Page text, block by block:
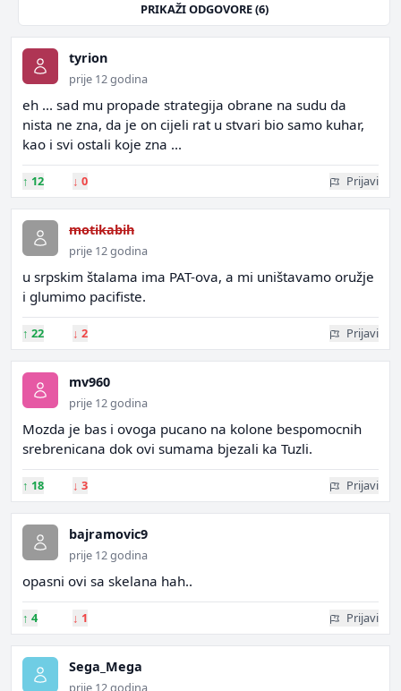
PRIKAŽI ODGOVORE (6)
tyrion
prije 12 godina
eh ... sad mu propade strategija obrane na sudu da
nista ne zna, da je on cijeli rat u stvari bio samo kuhar,
kao i svi ostali koje zna ...
↑ 12 ↓ 0 Prijavi
motikabih
prije 12 godina
u srpskim štalama ima PAT-ova, a mi uništavamo oružje
i glumimo pacifiste.
↑ 22 ↓ 2 Prijavi
mv960
prije 12 godina
Mozda je bas i ovoga pucano na kolone bespomocnih
srebrenicana dok ovi sumama bjezali ka Tuzli.
↑ 18 ↓ 3 Prijavi
bajramovic9
prije 12 godina
opasni ovi sa skelana hah..
↑ 4 ↓ 1 Prijavi
Sega_Mega
prije 12 godina